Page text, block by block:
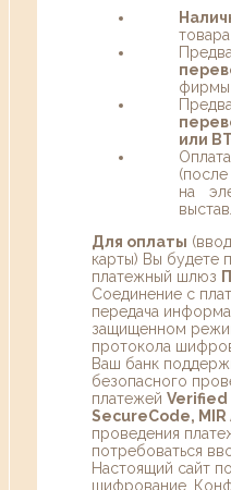
товара
фирмы
или
на
Для оплаты
карты) Вы будете
платежный шлюз
Соединение с
передача
защищенном
протокола
Ваш банк
безопасного
платежей Verified
SecureCode,
проведения
потребоваться
Настоящий сайт
шифрование.